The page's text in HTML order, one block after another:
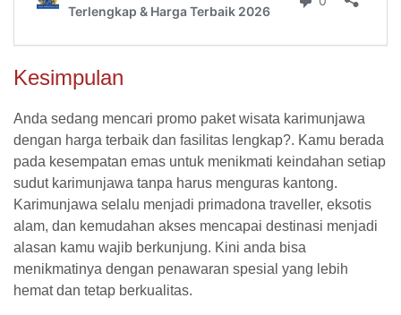
Kesimpulan
Anda sedang mencari promo paket wisata karimunjawa
dengan harga terbaik dan fasilitas lengkap?. Kamu berada
pada kesempatan emas untuk menikmati keindahan setiap
sudut karimunjawa tanpa harus menguras kantong.
Karimunjawa selalu menjadi primadona traveller, eksotis
alam, dan kemudahan akses mencapai destinasi menjadi
alasan kamu wajib berkunjung. Kini anda bisa
menikmatinya dengan penawaran spesial yang lebih
hemat dan tetap berkualitas.